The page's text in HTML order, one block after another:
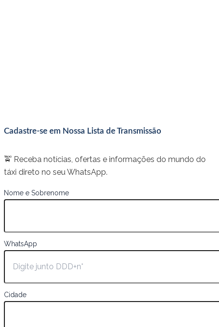
Cadastre-se em Nossa Lista de Transmissão
🚖 Receba notícias, ofertas e informações do mundo do
táxi direto no seu WhatsApp.
Nome e Sobrenome
WhatsApp
Cidade